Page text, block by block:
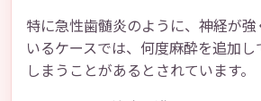
特に急性歯髄炎のように、神経が
いるケースでは、何度麻酔を追加し
しまうことがあるとされています。